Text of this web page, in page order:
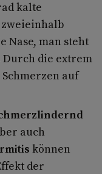
kalte
Nase, man steht
die extrem
auf
auch
können
der